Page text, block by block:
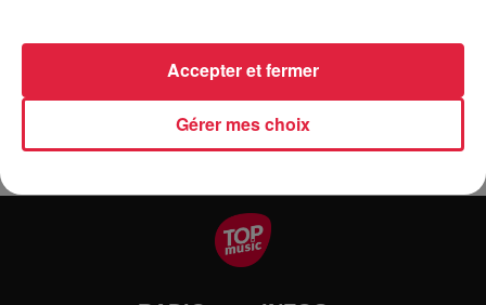
Koenigsbourg Tourisme.
Gérer mes choix
Accepter et fermer